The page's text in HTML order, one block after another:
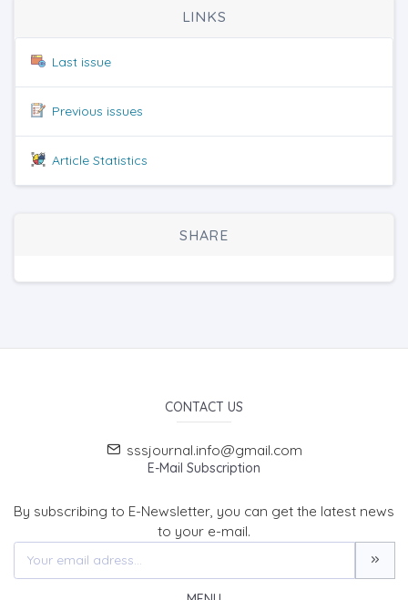
LINKS
Last issue
Previous issues
Article Statistics
SHARE
CONTACT US
sssjournal.info@gmail.com
E-Mail Subscription
By subscribing to E-Newsletter, you can get the latest news
to your e-mail.